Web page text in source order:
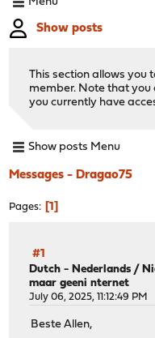
Show posts
This section allows you
member. Note that you
you currently have
Show posts Menu
Messages - Dragao75
Pages 1
#1
Dutch - Nederlands /
maar geeni nternet
July 06, 2025, 11:12:49 PM
Beste Allen,